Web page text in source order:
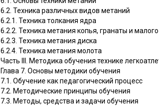
6.2. Техника различных видов метаний
6.2.1. Техника толкания ядра
6.2.2. Техника метания копья, гранаты и
6.2.3. Техника метания диска
6.2.4. Техника метания молота
Часть III. Методика обучения технике
Глава 7. Основы методики обучения
7.1. Обучение как педагогический процесс
7.2. Методические принципы обучения
7.3. Методы, средства и задачи обучения